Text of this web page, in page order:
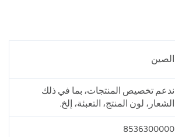
الصين
ندعم تخصيص المنتجات، بما في ذلك
الشعار، لون المنتج، التعبئة، إلخ.
8536300000